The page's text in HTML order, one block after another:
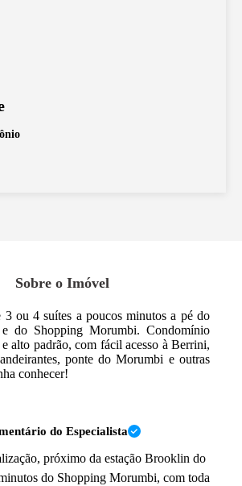
Sobre o Imóvel
3 ou 4 suítes a poucos minutos a pé do
do Shopping Morumbi. Condomínio
alto padrão, com fácil acesso à Berrini,
ponte do Morumbi e outras
conhecer!
do Especialista
próximo da estação Brooklin do
do Shopping Morumbi, com toda